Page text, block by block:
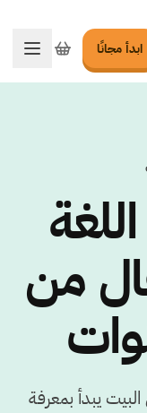
ابدأ مجانًا تبديل
من
يبدأ بمعرفة